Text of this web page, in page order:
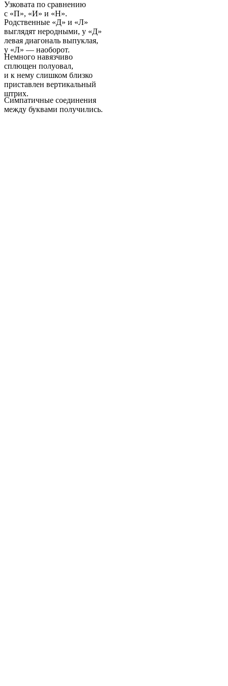
Узковата по сравнению
с «П», «И» и «Н».
Родственные «Д» и «Л»
выглядят неродными, у «Д»
левая диагональ выпуклая,
у «Л» — наоборот.
Немного навязчиво
сплющен полуовал,
и к нему слишком близко
приставлен вертикальный
штрих.
Симпатичные соединения
между буквами получились.